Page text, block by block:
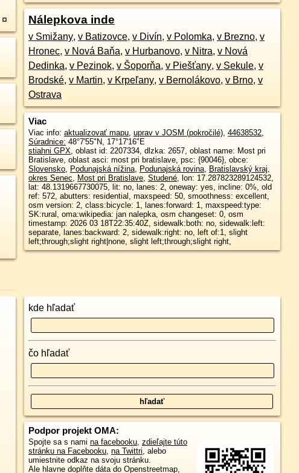
¤ Nálepkova inde
v Smižany, v Batizovce, v Divín, v Polomka, v Brezno, v
Hronec, v Nová Baňa, v Hurbanovo, v Nitra, v Nová
Dedinka, v Pezinok, v Šoporňa, v Piešťany, v Sekule, v
Brodské, v Martin, v Krpeľany, v Bernolákovo, v Brno, v
Ostrava
Viac
Viac info: aktualizovať mapu, uprav v JOSM (pokročilé), 44638532,
Súradnice: 48°7'55"N, 17°17'16"E
stiahni GPX, oblast id: 2207334, dlzka: 2657, oblast name: Most pri
Bratislave, oblast asci: most pri bratislave, psc: {90046}, obce:
Slovensko, Podunajská nížina, Podunajská rovina, Bratislavský kraj,
okres Senec, Most pri Bratislave, Studené, lon: 17.287823289124532,
lat: 48.1319667730075, lit: no, lanes: 2, oneway: yes, incline: 0%, old
ref: 572, abutters: residential, maxspeed: 50, smoothness: excellent,
osm version: 2, class:bicycle: 1, lanes:forward: 1, maxspeed:type:
SK:rural, oma:wikipedia: jan nalepka, osm changeset: 0, osm
timestamp: 2026 03 18T22:35:40Z, sidewalk:both: no, sidewalk:left:
separate, lanes:backward: 2, sidewalk:right: no, left of:1, slight
left;through;slight right|none, slight left;through;slight right,
kde hľadať
čo hľadať
Podpor projekt OMA:
Spojte sa s nami na facebooku, zdieľajte túto
stránku na Facebooku, na Twittri, alebo
umiestnite odkaz na svoju stránku.
Ale hlavne doplňte dáta do Openstreetmap,